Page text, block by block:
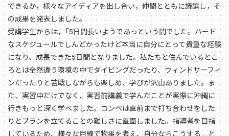
できるか，様々なアイディアを出し合い，仲間とともに議論し，そ
の成果を発表しました。
受講学生からは，「5日間長いようであっという間でした。ハード
なスケジュールでしんどかったけど本当に自分にとって貴重な経験
になり、成長できた5日間となりました。私たちと住んでいるとこ
ろとは全然違う環境の中でダイビングだったり、ウィンドサーフィ
ンだったりと苦戦しながらも楽しめ、学びが沢山ありました。ま
た、実習中だけでなく、実習前講義で学んだことが実際に沖縄に
行きもっと深く学べました。コンペは直前まで打ち合わせをした
りとプランを立てることの難しさに直面しました。指導者を目指
しているため、様々な目線で物事を考え、自分ならこうする…と